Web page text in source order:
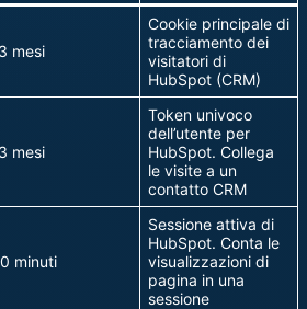
mesi
Cookie principale di
tracciamento dei
visitatori di
HubSpot (CRM)
mesi
Token univoco
dell’utente per
HubSpot. Collega
le visite a un
contatto CRM
minuti
Sessione attiva di
HubSpot. Conta le
visualizzazioni di
pagina in una
sessione